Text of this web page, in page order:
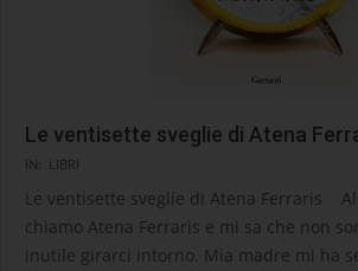
Le ventisette sveglie di Atena
2025-
02-
16
IN: LIBRI
Le ventisette sveglie di Atena Ferraris
chiamo Atena Ferraris e mi sa che non
inutile girarci intorno. Mia madre mi ha